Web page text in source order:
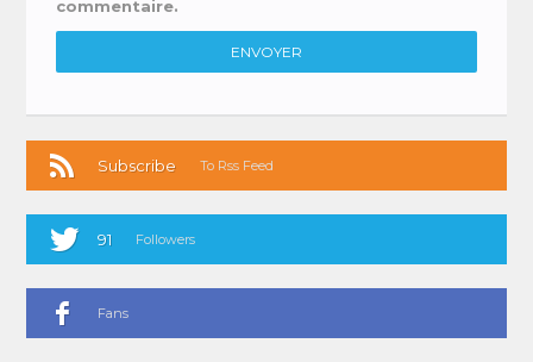
commentaire.
Subscribe To Rss Feed
91 Followers
Fans